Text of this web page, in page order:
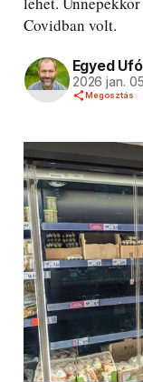
Covidban volt.
Egyed
2026 jan. 05
Megosztás